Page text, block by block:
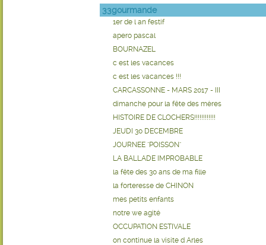
33gourmande
1er de l an festif
apero pascal
BOURNAZEL
c est les vacances
c est les vacances !!!
CARCASSONNE - MARS 2017 - III
dimanche pour la fête des mères
HISTOIRE DE CLOCHERS!!!!!!!!!!!!
JEUDI 30 DECEMBRE
JOURNEE "POISSON"
LA BALLADE IMPROBABLE
la fête des 30 ans de ma fille
la forteresse de CHINON
mes petits enfants
notre we agité
OCCUPATION ESTIVALE
on continue la visite d Arles